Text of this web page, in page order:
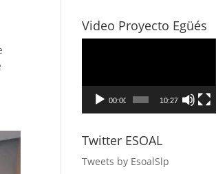
Video Proyecto Egüés
00:00 10:27
Twitter ESOAL
Tweets by EsoalSlp